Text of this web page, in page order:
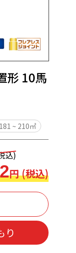
形 10馬
181 ~ 210㎡
込)
円 (税込)
り